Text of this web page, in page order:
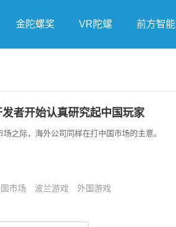
金陀螺奖 VR陀螺 前方智能
者开始认真研究起中国玩家
之际，海外公司同样在打中国市场的主意。
市场 波兰游戏 外国游戏